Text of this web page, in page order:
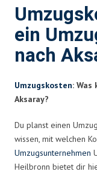
ein
nach
Umzugskosten:
Aksaray?
Du planst einen
wissen, mit welchen
Umzugsunternehmen
Heilbronn bietet dir